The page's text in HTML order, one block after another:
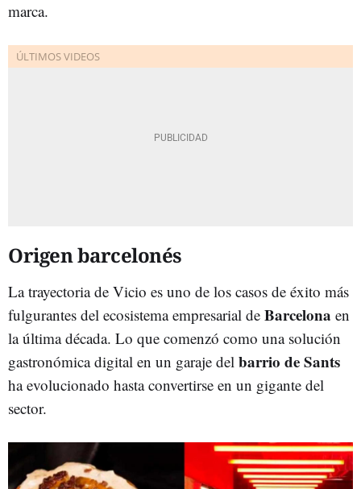
marca.
Origen barcelonés
La trayectoria de Vicio es uno de los casos de éxito más
fulgurantes del ecosistema empresarial de Barcelona en
la última década. Lo que comenzó como una solución
gastronómica digital en un garaje del barrio de Sants
ha evolucionado hasta convertirse en un gigante del
sector.